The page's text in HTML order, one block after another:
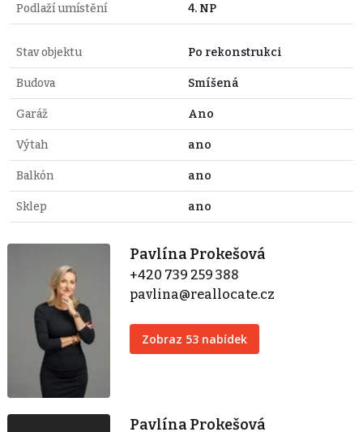
Podlaží umístění 4. NP
Stav objektu Po rekonstrukci
Budova Smíšená
Garáž Ano
Výtah ano
Balkón ano
Sklep ano
Pavlína Prokešová
+420 739 259 388
pavlina@reallocate.cz
Zobraz 53 nabídek
Pavlína Prokešová